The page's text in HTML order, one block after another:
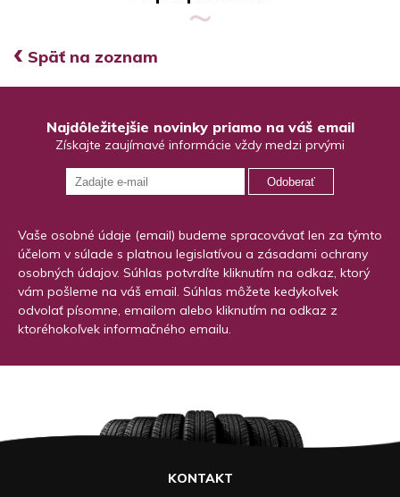
‹ Späť na zoznam
Najdôležitejšie novinky priamo na váš email
Získajte zaujímavé informácie vždy medzi prvými
Odoberať
Vaše osobné údaje (email) budeme spracovávať len za týmto
účelom v súlade s platnou legislatívou a zásadami ochrany
osobných údajov. Súhlas potvrdíte kliknutím na odkaz, ktorý
vám pošleme na váš email. Súhlas môžete kedykoľvek
odvolať písomne, emailom alebo kliknutím na odkaz z
ktoréhokoľvek informačného emailu.
KONTAKT